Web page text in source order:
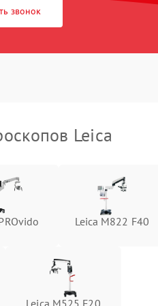
звонок
Leica
Leica M822 F40
Leica M525 F20